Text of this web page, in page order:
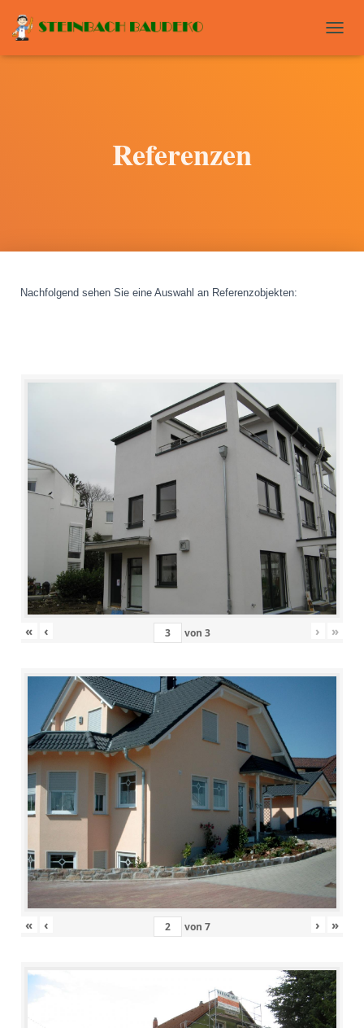
O
Referenzen
Nachfolgend sehen Sie eine Auswahl an Referenzobjekten:
« ‹ von 3 › »
« ‹ von 7 › »